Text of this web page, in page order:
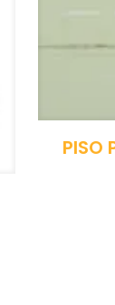
PISO